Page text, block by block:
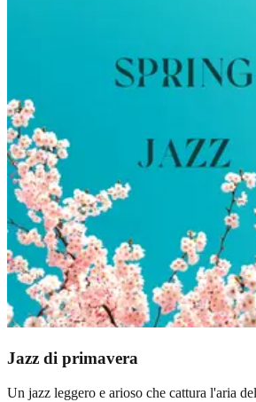
Jazz di primavera
Un jazz leggero e arioso che cattura l'aria